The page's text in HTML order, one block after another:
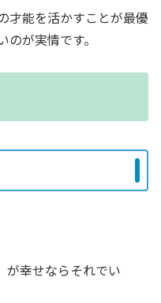
才能を活かすことが最優
が実情です。
が幸せならそれでい